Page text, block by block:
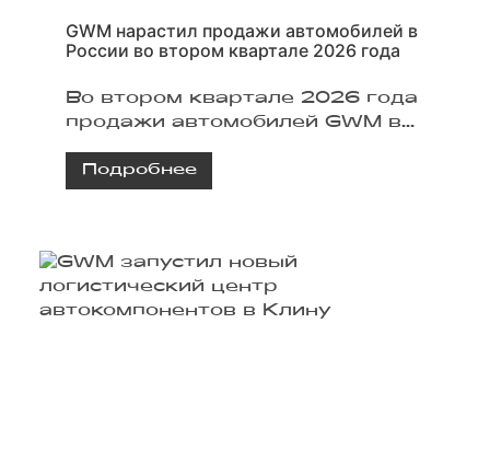
GWM нарастил продажи автомобилей в
России во втором квартале 2026 года
Во втором квартале 2026 года
продажи автомобилей GWM в
единиц. Основную долю
Подробнее